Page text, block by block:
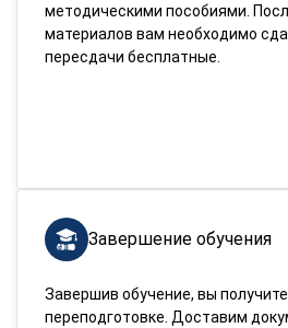
методическими пособиями.
материалов вам необходимо
пересдачи бесплатные.
Завершение обучения
Завершив обучение, вы
переподготовке. Доставим